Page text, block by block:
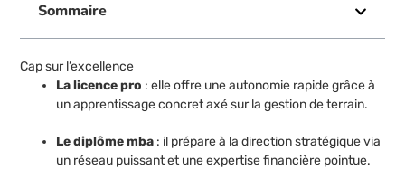
Sommaire
Cap sur l’excellence
La licence pro : elle offre une autonomie rapide grâce à
un apprentissage concret axé sur la gestion de terrain.
Le diplôme mba : il prépare à la direction stratégique via
un réseau puissant et une expertise financière pointue.